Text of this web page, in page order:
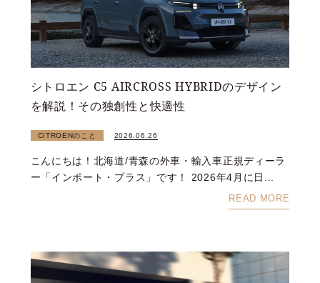
シトロエン C5 AIRCROSS HYBRIDのデザイン
を解説！その独創性と快適性
CITROENのこと 2026.06.26
こんにちは！北海道/青森の外車・輸入車正規ディーラ
ー「インポート・プラス」です！ 2026年4月に日...
READ MORE